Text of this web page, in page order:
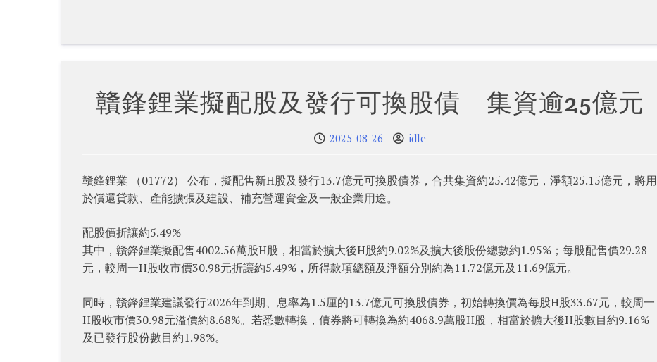
贛鋒鋰業擬配股及發行可換股債 集資逾25億元
2025-08-26 idle
贛鋒鋰業 （01772） 公布，擬配售新H股及發行13.7億元可換股債券，合共集資約25.42億元，淨額25.15億元，將用
於償還貸款、產能擴張及建設、補充營運資金及一般企業用途。
配股價折讓約5.49%
其中，贛鋒鋰業擬配售4002.56萬股H股，相當於擴大後H股約9.02%及擴大後股份總數約1.95%；每股配售價29.28
元，較周一H股收市價30.98元折讓約5.49%，所得款項總額及淨額分別約為11.72億元及11.69億元。
同時，贛鋒鋰業建議發行2026年到期、息率為1.5厘的13.7億元可換股債券，初始轉換價為每股H股33.67元，較周一
H股收市價30.98元溢價約8.68%。若悉數轉換，債券將可轉換為約4068.9萬股H股，相當於擴大後H股數目約9.16%
及已發行股份數目約1.98%。